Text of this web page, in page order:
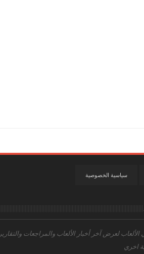
سياسية الخصوصية
الألعابلعرض آخر أخبار الألعاب والمراجعات والتقارير
اخري